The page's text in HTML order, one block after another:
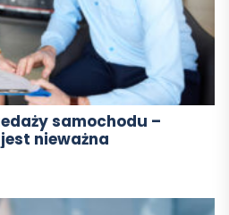
samochodu –
nieważna